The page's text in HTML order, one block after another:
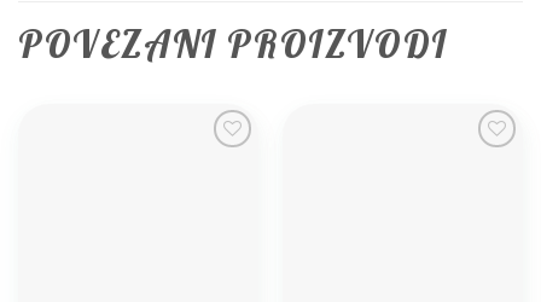
POVEZANI PROIZVODI